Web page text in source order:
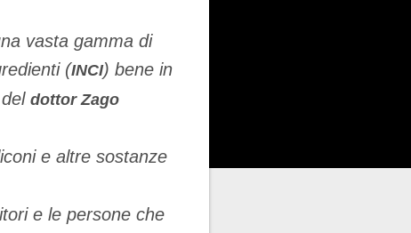
vasta gamma di
(INCI) bene in
del dottor Zago
e altre sostanze
e le persone che